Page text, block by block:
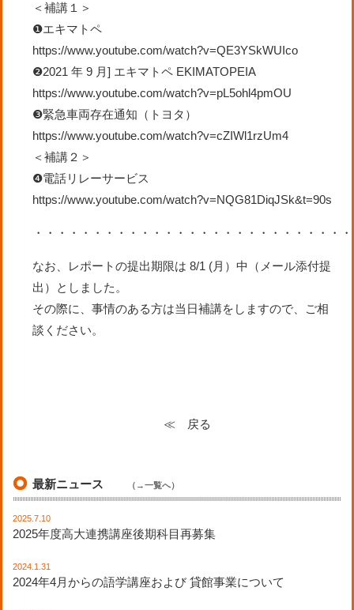
＜補講１＞
❶エキマトペ
https://www.youtube.com/watch?v=QE3YSkWUIco
❷2021 年 9 月] エキマトペ EKIMATOPEIA
https://www.youtube.com/watch?v=pL5ohl4pmOU
❸緊急車両存在通知 （トヨタ）
https://www.youtube.com/watch?v=cZIWl1rzUm4
＜補講２＞
❹電話リレーサービス
https://www.youtube.com/watch?v=NQG81DiqJSk&t=90s
・・・・・・・・・・・・・・・・・・・・・・・・・・
なお レポートの提出期限は 8/1 (月）中（メール添付提
出）としました。
その際に
、事情のある方は当日補講をしますので、 ご相
談 く ださい。
≪ 戻る
最新ニュース （→一覧へ）
2025.7.10
2025年度高大連携講座後期科目再募集
2024.1.31
2024年4月からの語学講座および 貸館事業について